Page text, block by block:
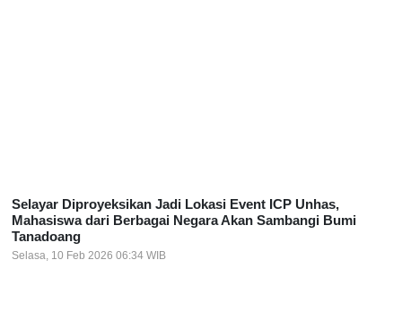
Selayar Diproyeksikan Jadi Lokasi Event ICP Unhas,
Mahasiswa dari Berbagai Negara Akan Sambangi Bumi
Tanadoang
Selasa, 10 Feb 2026 06:34 WIB